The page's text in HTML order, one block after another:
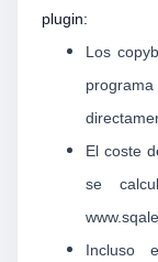
plugin:
Los
El coste
se
Incluso